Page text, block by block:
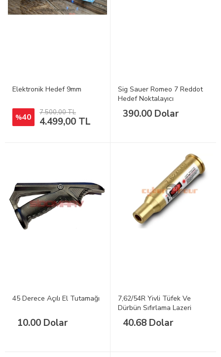
Elektronik Hedef 9mm
%40 7.500,00 TL
4.499,00 TL
Sig Sauer Romeo 7 Reddot
Hedef Noktalayıcı
390.00 Dolar
45 Derece Açılı El Tutamağı
10.00 Dolar
7,62/54R Yivli Tüfek Ve
Dürbün Sıfırlama Lazeri
40.68 Dolar